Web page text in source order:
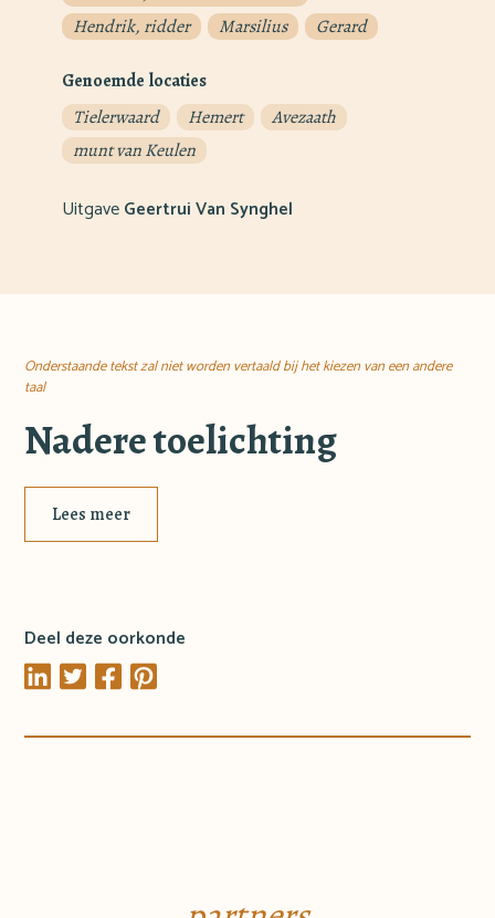
Hendrik, ridder
Marsilius Gerard
Genoemde locaties
Tielerwaard
Hemert
Avezaath
munt van Keulen
UitgaveGeertrui Van Synghel
Onderstaande tekst zal niet worden vertaald bij het kiezen van een andere
taal
Nadere toelichting
Lees meer
Deel deze oorkonde